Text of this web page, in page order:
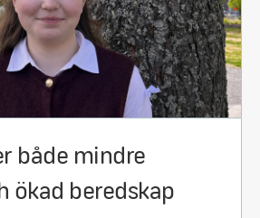
både mindre
ökad beredskap